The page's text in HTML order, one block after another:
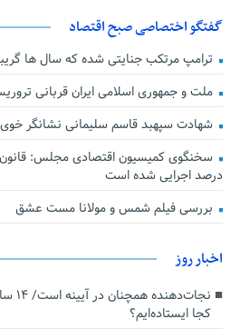
گفتگو اختصاصی صبح اقتصاد
ترامپ مرتکب جنایتی شده که سال ها
ملت و جمهوری اسلامی ایران قربانی
شهادت سپهبد قاسم سلیمانی نشانگر
درصد اجرایی شده است
بررسی فیلم شمس و مولانا مست عشق
اخبار روز
کجا ایستاده‌ایم؟